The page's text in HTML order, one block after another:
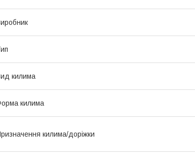
килима
килима
килима/доріжки